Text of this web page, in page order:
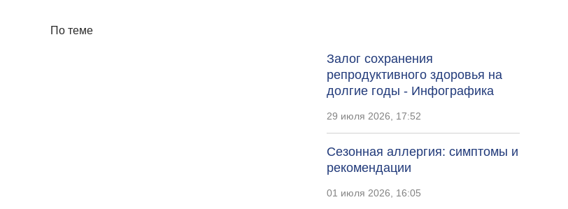
По теме
Залог сохранения
репродуктивного здоровья на
долгие годы - Инфографика
29 июля 2026, 17:52
Сезонная аллергия: симптомы и
рекомендации
01 июля 2026, 16:05